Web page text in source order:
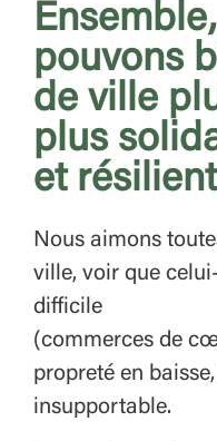
pouvons
de ville
plus
et
Nous aimons
ville, voir que
difficile
(commerces de
propreté en
insupportable.